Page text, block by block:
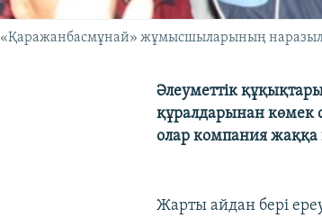
«Қаражанбасмұнай» жұмысшыларының
Әлеуметтік
құралдарынан көмек
олар компания
Жарты айдан бері